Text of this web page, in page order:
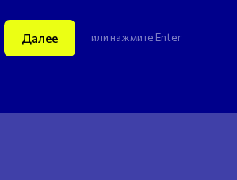
Далее или нажмите Enter